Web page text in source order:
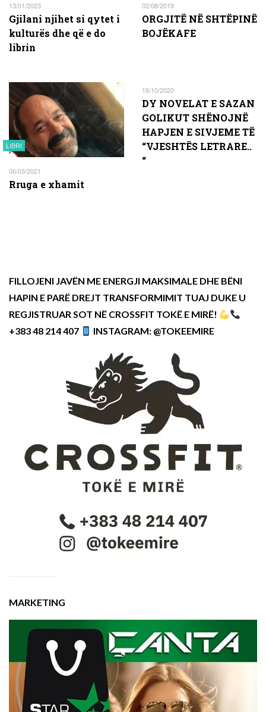
13/01/2023
Gjilani njihet si qytet i
kulturës dhe që e do
librin
02/08/2019
ORGJITË NË SHTËPINË
BOJËKAFE
LIBRI
06/03/2021
Rruga e xhamit
18/10/2020
DY NOVELAT E SAZAN
GOLIKUT SHËNOJNË
HAPJEN E SIVJEME TË
“VJESHTËS LETRARE..
“
FILLOJENI JAVËN ME ENERGJI MAKSIMALE DHE BËNI
HAPIN E PARË DREJT TRANSFORMIMIT TUAJ DUKE U
REGJISTRUAR SOT NË CROSSFIT TOKË E MIRË!
+383 48 214 407
INSTAGRAM: @TOKEEMIRE
MARKETING